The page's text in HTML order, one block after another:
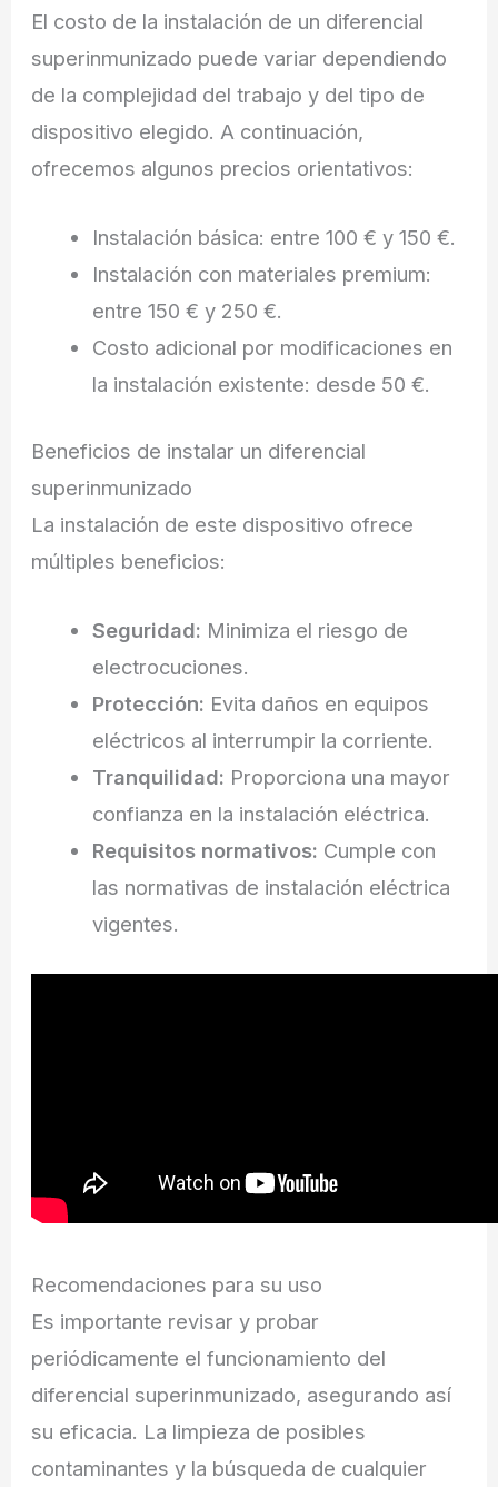
El costo de la instalación de un diferencial
superinmunizado puede variar dependiendo
de la complejidad del trabajo y del tipo de
dispositivo elegido. A continuación,
ofrecemos algunos precios orientativos:
Instalación básica: entre 100 € y 150 €.
Instalación con materiales premium:
entre 150 € y 250 €.
Costo adicional por modificaciones en
la instalación existente: desde 50 €.
Beneficios de instalar un diferencial
superinmunizado
La instalación de este dispositivo ofrece
múltiples beneficios:
Seguridad: Minimiza el riesgo de
electrocuciones.
Protección: Evita daños en equipos
eléctricos al interrumpir la corriente.
Tranquilidad: Proporciona una mayor
confianza en la instalación eléctrica.
Requisitos normativos: Cumple con
las normativas de instalación eléctrica
vigentes.
Recomendaciones para su uso
Es importante revisar y probar
periódicamente el funcionamiento del
diferencial superinmunizado, asegurando así
su eficacia. La limpieza de posibles
contaminantes y la búsqueda de cualquier